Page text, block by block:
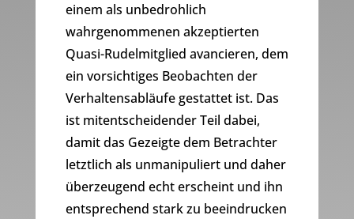
einem als unbedrohlich
wahrgenommenen akzeptierten
Quasi-Rudelmitglied avancieren, dem
ein vorsichtiges Beobachten der
Verhaltensabläufe gestattet ist. Das
ist mitentscheidender Teil dabei,
damit das Gezeigte dem Betrachter
letztlich als unmanipuliert und daher
überzeugend echt erscheint und ihn
entsprechend stark zu beeindrucken